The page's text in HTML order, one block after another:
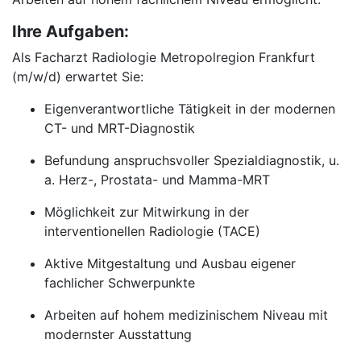
Ihre Aufgaben:
Als Facharzt Radiologie Metropolregion Frankfurt
(m/w/d) erwartet Sie:
Eigenverantwortliche Tätigkeit in der modernen
CT- und MRT-Diagnostik
Befundung anspruchsvoller Spezialdiagnostik, u.
a. Herz-, Prostata- und Mamma-MRT
Möglichkeit zur Mitwirkung in der
interventionellen Radiologie (TACE)
Aktive Mitgestaltung und Ausbau eigener
fachlicher Schwerpunkte
Arbeiten auf hohem medizinischem Niveau mit
modernster Ausstattung